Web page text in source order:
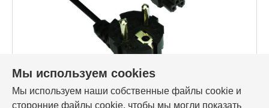
Код товара: 64048
Мы используем cookies
Мы используем наши собственные файлы cookie и
сторонние файлы cookie, чтобы мы могли показать